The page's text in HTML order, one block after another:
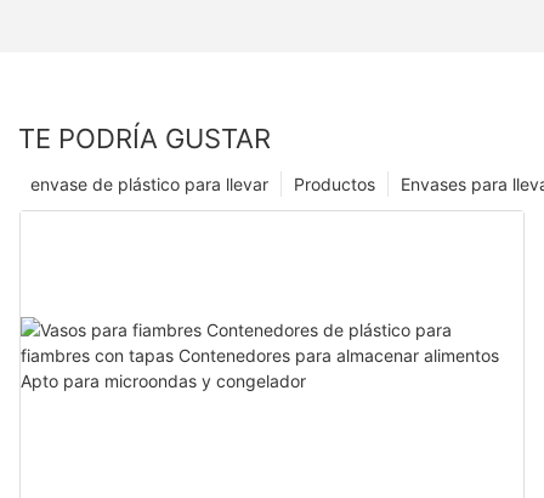
TE PODRÍA GUSTAR
Envases para
Productos
envase de plástico para llevar